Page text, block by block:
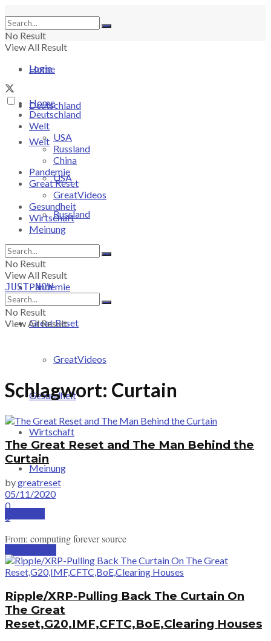
No Result
View All Result
Login
Home
Deutschland
Welt
USA
Russland
Pandemie
Great Reset
GreatVideos
Gesundheit
Wirtschaft
Meinung
Home
Deutschland
Welt
USA
Russland
China
Pandemie
Great Reset
GreatVideos
Gesundheit
Wirtschaft
Meinung
No Result
View All Result
JUST-NOW
No Result
View All Result
Schlagwort: Curtain
The Great Reset and The Man Behind the
Curtain
bygreatreset
05/11/2020
0
8
From: computing forever source
Ripple/XRP-Pulling Back The Curtain On
The Great
Reset,G20,IMF,CFTC,BoE,Clearing Houses